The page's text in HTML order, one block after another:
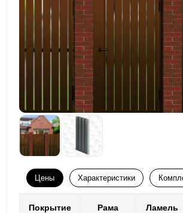
Цены Характеристики
Покрытие Рама Ламель